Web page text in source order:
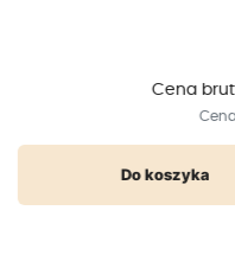
Cena
Do koszyka